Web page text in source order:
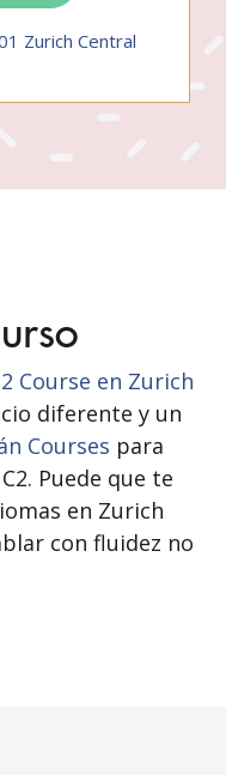
Zurich Central
Course en Zurich
diferente y un
Courses para
Puede que te
en Zurich
con fluidez no